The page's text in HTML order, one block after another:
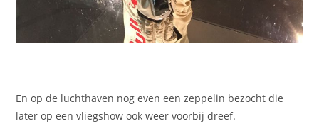
En op de luchthaven nog even een zeppelin bezocht die
later op een vliegshow ook weer voorbij dreef.